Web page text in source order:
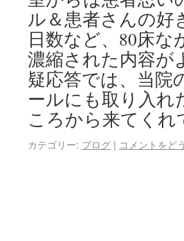
ル＆患者さんの好
日数など、80床
濃縮された内容が
疑応答では、当院
ールにも取り入
ころから来てく
カテゴリー: ブログ | コメントをど